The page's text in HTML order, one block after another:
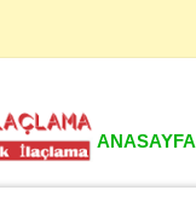
ANASAYFA